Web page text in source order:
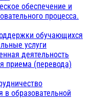
обеспечение и
процесса.
обучающихся
услуги
деятельность
приема (перевода)
в образовательной